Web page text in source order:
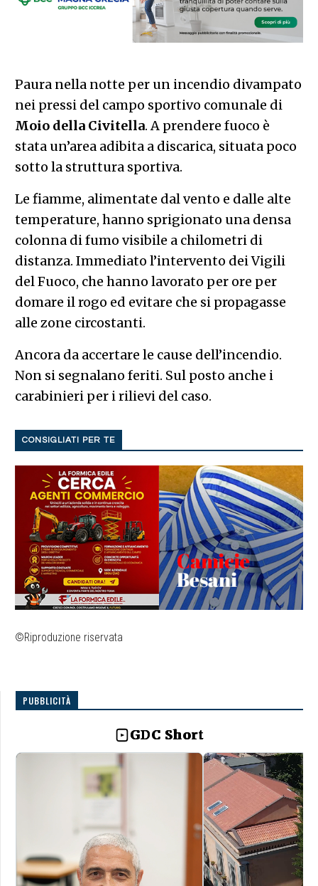
Paura nella notte per un incendio divampato
nei pressi del campo sportivo comunale di
Moio della Civitella. A prendere fuoco è
stata un’area adibita a discarica, situata poco
sotto la struttura sportiva.
Le fiamme, alimentate dal vento e dalle alte
temperature, hanno sprigionato una densa
colonna di fumo visibile a chilometri di
distanza. Immediato l’intervento dei Vigili
del Fuoco, che hanno lavorato per ore per
domare il rogo ed evitare che si propagasse
alle zone circostanti.
Ancora da accertare le cause dell’incendio.
Non si segnalano feriti. Sul posto anche i
carabinieri per i rilievi del caso.
CONSIGLIATI PER TE
©Riproduzione riservata
PUBBLICITÀ
GDC Short